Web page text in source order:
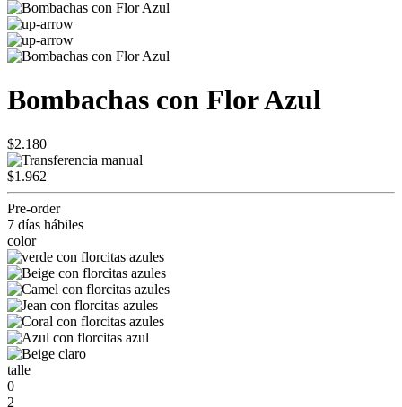
Bombachas con Flor Azul
$2.180
$1.962
Pre-order
7 días hábiles
color
talle
0
2